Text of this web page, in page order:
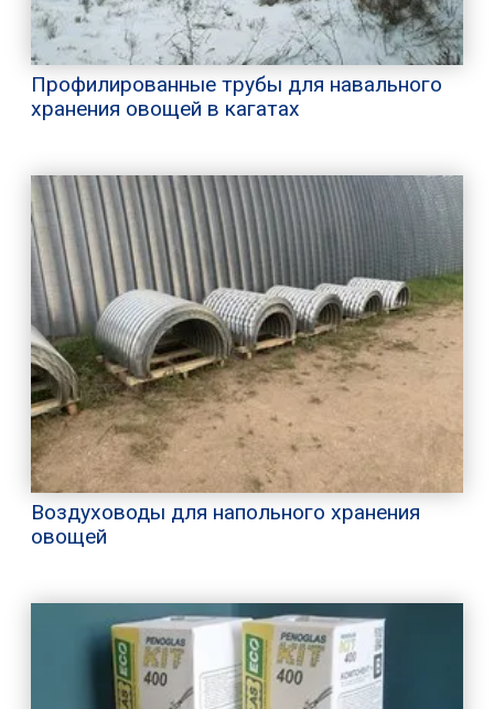
Профилированные трубы для навального
хранения овощей в кагатах
Воздуховоды для напольного хранения
овощей